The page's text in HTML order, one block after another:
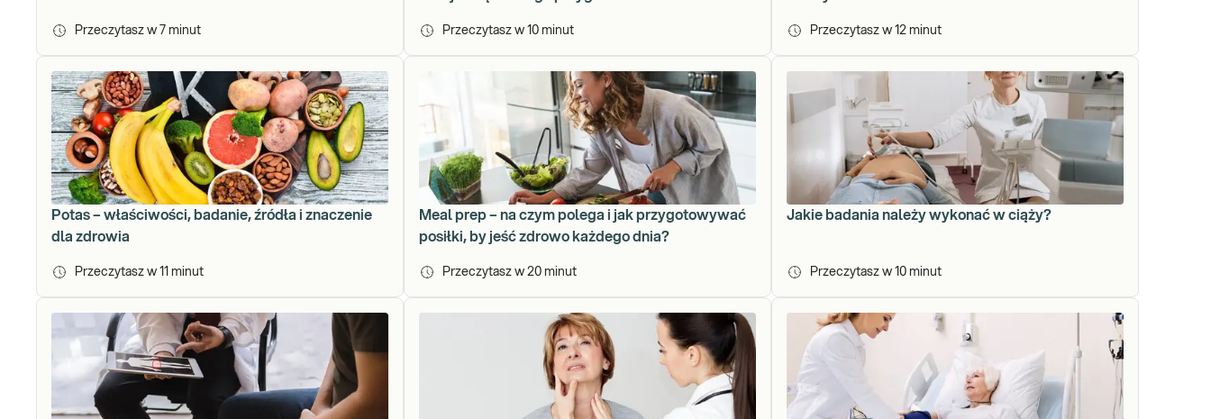
Przeczytasz w 7 minut Przeczytasz w 10 minut Przeczytasz w 12 minut
Potas – właściwości, badanie, źródła i znaczenie
dla zdrowia
Przeczytasz w 11 minut
Meal prep – na czym polega i jak przygotowywać
posiłki, by jeść zdrowo każdego dnia?
Przeczytasz w 20 minut
Jakie badania należy wykonać w ciąży?
Przeczytasz w 10 minut